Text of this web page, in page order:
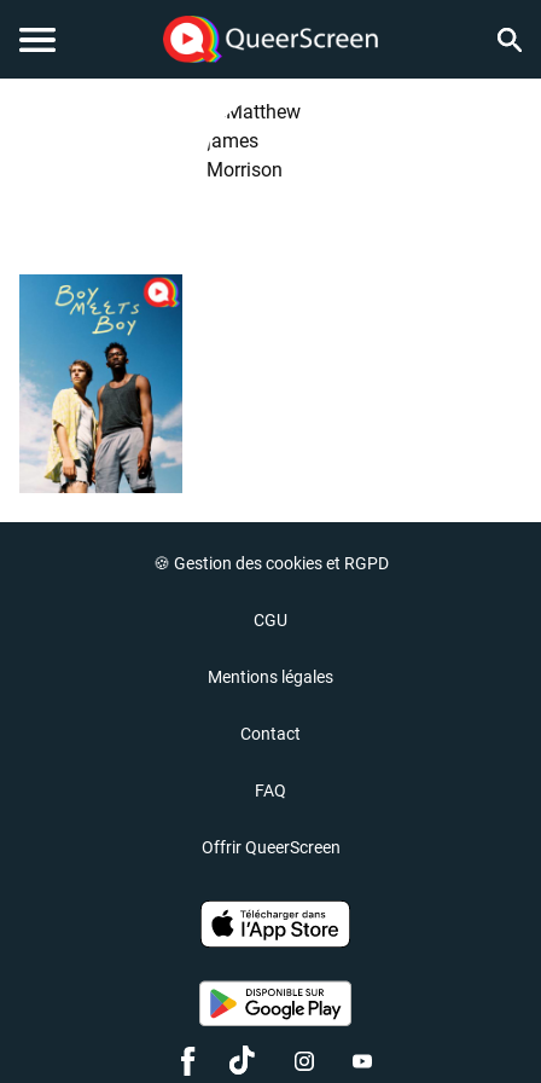
🍪 Gestion des cookies et RGPD
CGU
Mentions légales
Contact
FAQ
Offrir QueerScreen